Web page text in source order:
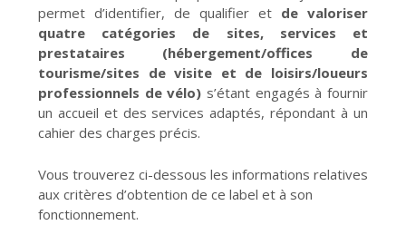
permet d’identifier, de qualifier et de valoriser
quatre catégories de sites, services et
prestataires (hébergement/offices de
tourisme/sites de visite et de loisirs/loueurs
professionnels de vélo) s’étant engagés à fournir
un accueil et des services adaptés, répondant à un
cahier des charges précis.
Vous trouverez ci-dessous les informations relatives
aux critères d’obtention de ce label et à son
fonctionnement.